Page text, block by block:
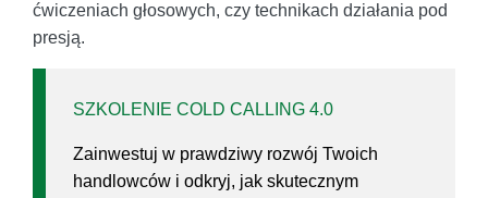
ćwiczeniach głosowych, czy technikach działania pod
presją.
SZKOLENIE COLD CALLING 4.0
Zainwestuj w prawdziwy rozwój Twoich
handlowców i odkryj, jak skutecznym